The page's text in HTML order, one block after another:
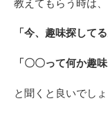
「今、趣味探して
「〇〇って何か趣
と聞くと良いでしょ